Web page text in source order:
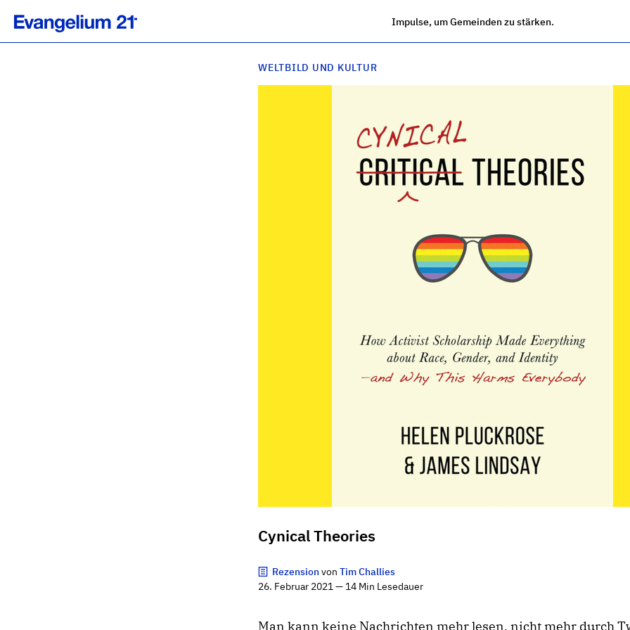
Impulse, um Gemeinden zu stärken.
WELTBILD UND KULTUR
Cynical Theories
RezensionvonTim Challies
26. Februar 2021 — 14 Min Lesedauer
Man kann keine Nachrichten mehr lesen, nicht mehr durch